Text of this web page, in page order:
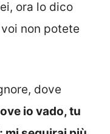
ora lo dico
non potete
dove
io vado, tu